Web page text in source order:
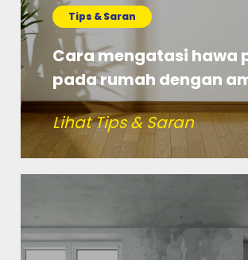
Tips & Saran
Cara mengatasi hawa
pada rumah dengan
Lihat Tips & Saran